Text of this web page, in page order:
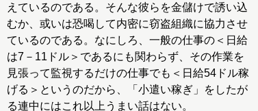
えているのである。そんな彼らを金儲けで誘い込
むか、或いは恐喝して内密に窃盗組織に協力させ
ているのである。なにしろ、一般の仕事の＜日給
は7－11ドル＞であるにも関わらず、その作業を
見張って監視するだけの仕事でも＜日給54ドル稼
げる＞というのだから、「小遣い稼ぎ」をしたが
る連中にはこれ以上うまい話はない。